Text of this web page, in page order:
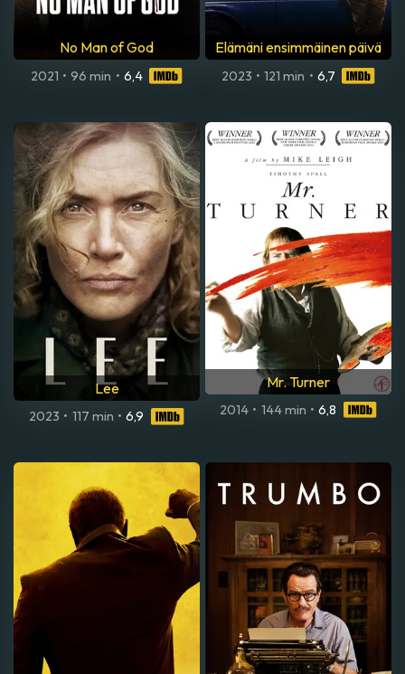
No Man of God
2021 • 96 min • 6,4
Elämäni ensimmäinen päivä
2023 • 121 min • 6,7
Lee
2023 • 117 min • 6,9
Mr. Turner
2014 • 144 min • 6,8